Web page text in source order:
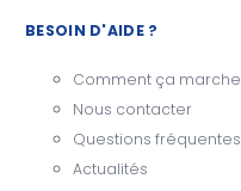
BESOIN D'AIDE ?
Comment ça marche
Nous contacter
Questions fréquentes
Actualités